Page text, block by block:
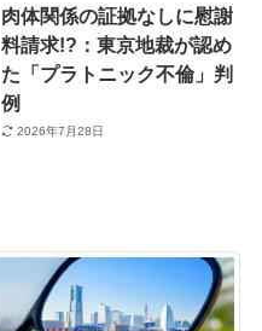
肉体関係の証拠なしに慰謝
料請求!?：東京地裁が認め
た「プラトニック不倫」判
例
2026年7月28日